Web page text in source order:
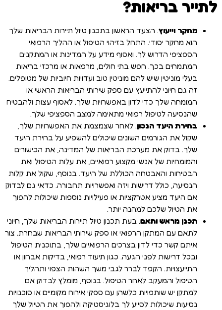
לתייר בריאות?
מחקר וייעוץ. הצעד הראשון בתכנון טיול תיירות הבריאות שלך
הוא מחקר יסודי. התחל בזיהוי הטיפול או ההליך הרפואי
הספציפי הדרוש לך. ואסוף מידע על המדינות או המתקנים
המתמחים בכך. חפש בתי חולים, מרפאות או מרכזי בריאות
בעלי מוניטין שיש להם מוניטין טוב ועדויות חיוביות של מטופלים.
זה גם חיוני להתייעץ עם ספק שירותי הבריאות הראשי או
המומחה שלך כדי לדון באפשרויות שלך. לאסוף עצות ולהבטיח
שהנסיעה לטיפול רפואי מתאימה למצב הספציפי שלך.
בחירת היעד הנכון. לאחר שצמצמת את האפשרויות שלך,
שקול את הגורמים השונים שיכולים להשפיע על בחירת היעד
שלך. בדוק את מערכת הבריאות של המדינה, את הכישורים
והמומחיות של אנשי מקצוע רפואיים, את עלות הטיפול ואת
הבטיחות והאבטחה הכוללת של היעד. בנוסף, שקול את קלות
הנסיעה, כולל דרישות ויזה ואפשרויות תחבורה. כדאי גם לבדוק
אם היעד מציע אטרקציות או פעילויות נוספות שיכולות להפוך
את הטיול שלכם למהנה יותר.
תכנן מראש ותאם. בעת תכנון טיול תיירות הבריאות שלך, חיוני
לתאם עם המתקן הרפואי או ספק שירותי הבריאות שבחרת. צור
איתם קשר כדי לדון בצרכים הרפואיים שלך, בתוכנית הטיפול
ובכל דרישות לפני הגעה. כגון תיעוד רפואי, בדיקות אבחון או
התייעצויות. הקפד לברר לגבי משך השהות הצפוי ותהליך
הטיפול והמעקב לאחר הטיפול. בנוסף, מומלץ לבדוק אם
למתקן יש שותפויות כלשהן עם ספקי אירוח מקומיים או סוכנויות
נסיעות שיכולות לסייע לך בלוגיסטיקה ולהפוך את הטיול שלך